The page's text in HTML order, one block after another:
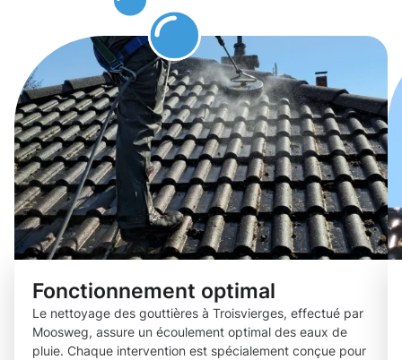
Fonctionnement optimal
Le nettoyage des gouttières à Troisvierges, effectué par
Moosweg, assure un écoulement optimal des eaux de
pluie. Chaque intervention est spécialement conçue pour